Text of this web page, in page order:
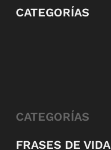
CATEGORÍAS
CATEGORÍAS
FRASES DE VIDA